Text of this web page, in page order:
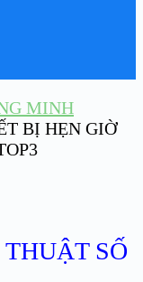
MINH
BỊ HẸN GIỜ
SỐ